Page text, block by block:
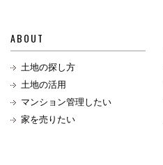
ABOUT
土地の探し方
土地の活用
マンション管理したい
家を売りたい